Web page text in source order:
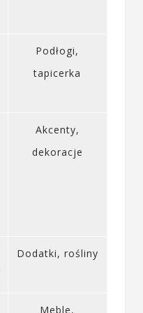
Podłogi,
tapicerka
Akcenty,
dekoracje
Dodatki, rośliny
Meble,